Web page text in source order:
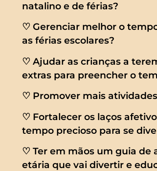
natalino e de férias?
♡ Gerenciar melhor o
as férias escolares?
♡ Ajudar as crianças a
extras para preencher o
♡ Promover mais
♡ Fortalecer os laços
tempo precioso para se
♡ Ter em mãos um guia de
etária que vai divertir e